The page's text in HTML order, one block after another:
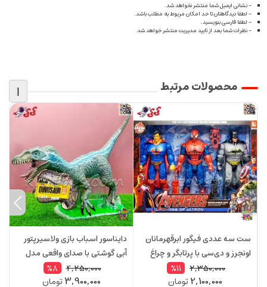
- نشانی ایمیل شما منتشر نخواهد شد.
- لطفا دیدگاهتان تا حد امکان مربوط به مطلب باشد.
- لطفا فارسی بنویسید.
- نظرات شما بعد از تایید مدیریت منتشر خواهد شد
محصولات مرتبط |
ست سه عددی فیگور ابرقهرمانان
اونجرز و دی‌سی با پرتابگر و چراغ
2,350,000
%11
2,100,000تومان
دایناسور اسباب بازی ولاسیرپتور
آبی گوشتی با صدای واقعی مدل
4,250,000
%8
3,900,000تومان